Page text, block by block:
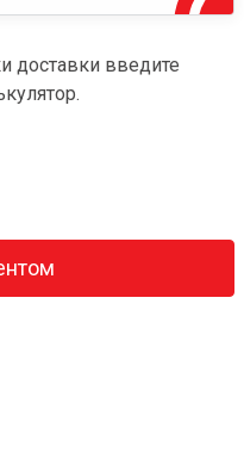
доставки введите